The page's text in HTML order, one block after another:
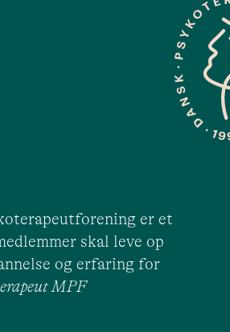
er et
skal leve op
og erfaring for
MPF